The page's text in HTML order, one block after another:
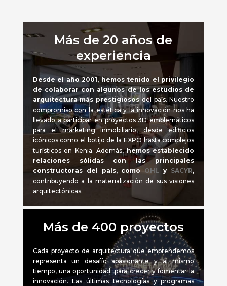
Más de 20 años de
experiencia
Desde el año 2001, hemos tenido el privilegio
de colaborar con algunos de los estudios de
arquitectura más prestigiososdel país. Nuestro
compromiso con la estética y la innovación nos ha
llevado a participar en proyectos 3D emblemáticos
para el marketing inmobiliario, desde edificios
icónicos como el botijo de la EXPO hasta complejos
turísticos en Kenia. Además,hemos establecido
relaciones sólidas con las principales
constructoras del país, como OHL y SACYR,
contribuyendo a la materialización de sus visiones
arquitectónicas.
Más de 400 proyectos
Cada proyecto de arquitectura que emprendemos
representa un desafío apasionante y al mismo
tiempo, una oportunidad para crecer yfomentar la
innovación. Las últimas tecnologías y programas